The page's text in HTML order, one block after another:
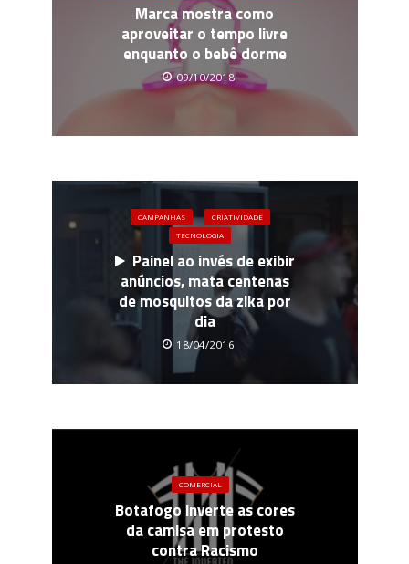
Marca mostra como
aproveitar o tempo livre
enquanto o bebê dorme
09/10/2018
CAMPANHAS
CRIATIVIDADE
TECNOLOGIA
Painel ao invés de exibir
anúncios, mata centenas
de mosquitos da zika por
dia
18/04/2016
COMERCIAL
Botafogo inverte as cores
da camisa em protesto
contra Racismo